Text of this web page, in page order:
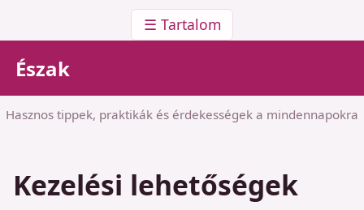
☰ Tartalom
Észak
Hasznos tippek, praktikák és érdekességek a mindennapokra
Kezelési lehetőségek